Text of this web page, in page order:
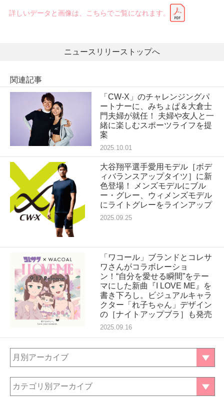
詳しいデータと画像は、こちらでご覧になれます。
ニュースリリーストップへ
関連記事
「CW-X」のチャレンジングパ
ートナーに、みちょぱ＆大倉士
門夫婦が就任！ 夫婦や友人と一
緒に楽しむスポーツライフを提
案
2025.10.01
大谷翔平選手愛用モデル［ボデ
ィバランスアップタイツ］に新
色登場！ メンズモデルにブル
ー・グレー、ウィメンズモデル
にライトグレーをラインアップ
2025.09.25
「ワコール」ブランドとコレサ
ワさんがコラボレーショ
ン！“自分を愛せる瞬間”をテー
マにした新曲『I LOVE ME』を
書き下ろし。ビジュアルキャラ
クター「れ子ちゃん」デザイン
の［ナイトアップブラ］も発売
2025.09.16
月別アーカイブ
カテゴリ別アーカイブ